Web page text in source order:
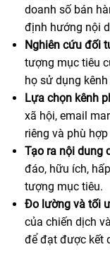
doanh số bán
định hướng nội
Nghiên cứu đối
tượng mục tiêu
họ sử dụng
Lựa chọn kênh
xã hội, email
riêng và phù
Tạo ra nội dung
đáo, hữu ích,
tượng mục tiêu.
Đo lường và tối
của chiến dịch
để đạt được kết